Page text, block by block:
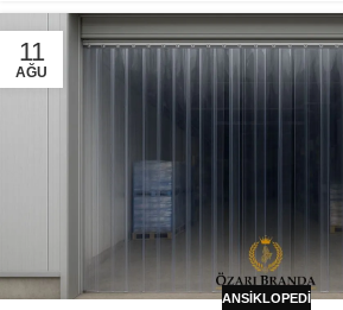
11
AĞU
ANSIKLOPEDI